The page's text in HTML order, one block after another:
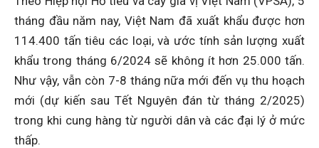
tháng đầu năm nay, Việt Nam đã xuất khẩu được hơn
114.400 tấn tiêu các loại, và ước tính sản lượng xuất
khẩu trong tháng 6/2024 sẽ không ít hơn 25.000 tấn.
Như vậy, vẫn còn 7-8 tháng nữa mới đến vụ thu hoạch
mới (dự kiến ​​sau Tết Nguyên đán từ tháng 2/2025)
trong khi cung hàng từ người dân và các đại lý ở mức
thấp.